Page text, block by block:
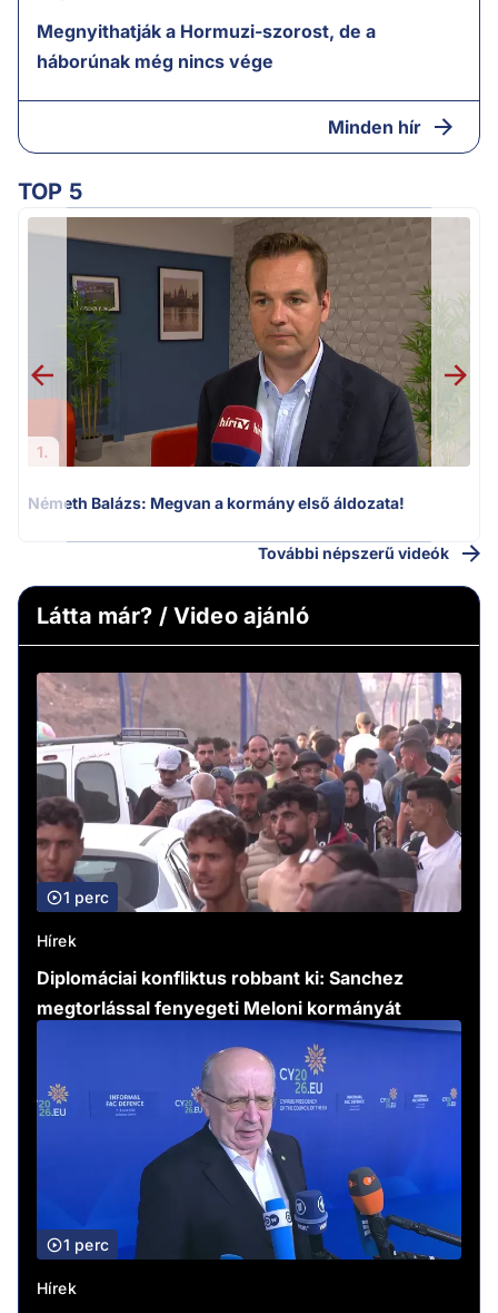
Megnyithatják a Hormuzi-szorost, de a
háborúnak még nincs vége
Minden hír
TOP 5
1.
Németh Balázs: Megvan a kormány első áldozata!
További népszerű videók
Látta már? / Video ajánló
1 perc
Hírek
Diplomáciai konfliktus robbant ki: Sanchez
megtorlással fenyegeti Meloni kormányát
1 perc
Hírek